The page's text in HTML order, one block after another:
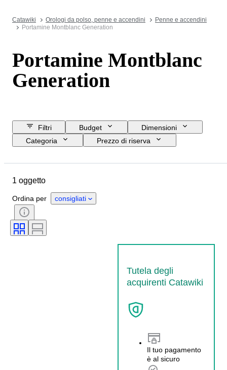
Catawiki Orologi da polso, penne e accendini
Penne e accendini
Portamine Montblanc Generation
Portamine Montblanc
Generation
Filtri Budget
Dimensioni
Categoria
Prezzo di riserva
Paese d’origine
Condizioni
Misura del pennino
1 oggetto
Ordina per consigliati
Tutela degli
acquirenti Catawiki
Il tuo pagamento
è al sicuro